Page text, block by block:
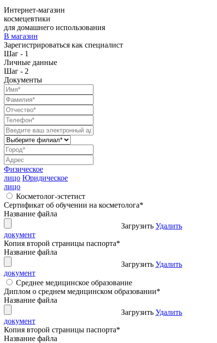
Интернет-магазин
космецевтики
для домашнего использования
В магазин
Зарегистрироваться как специалист
Шаг - 1
Личные данные
Шаг - 2
Документы
Физическое
лицо Юридическое
лицо
Косметолог-эстетист
Сертификат об обучении на косметолога*
Название файла
Загрузить Удалить
документ
Копия второй страницы паспорта*
Название файла
Загрузить Удалить
документ
Среднее медицинское образование
Диплом о среднем медицинском образовании*
Название файла
Загрузить Удалить
документ
Копия второй страницы паспорта*
Название файла